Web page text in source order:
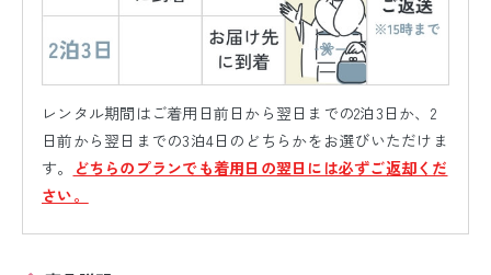
レンタル期間はご着用日前日から翌日までの2泊3日か、2
日前から翌日までの3泊4日のどちらかをお選びいただけま
す。
どちらのプランでも着用日の翌日には必ずご返却くだ
さい。